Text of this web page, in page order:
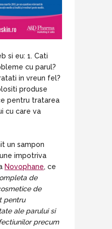
si eu: 1. Cati
cu parul?
in vreun fel?
produse
pentru tratarea
cu care va
un sampon
impotriva
Novophane, ce
de
de
pentru
ale parului si
precum